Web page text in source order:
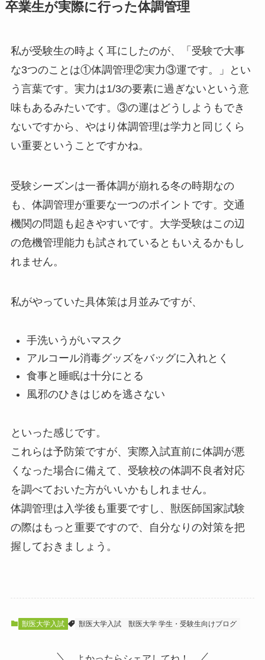
卒業生が実際に行った体調管理
私が受験生の時よく耳にしたのが、「受験で大事
な3つのことは①体調管理②実力③運です。」とい
う言葉です。実力は1/3の要素に過ぎないという意
味もあるみたいです。③の運はどうしようもでき
ないですから、やはり体調管理は学力と同じくら
い重要ということですかね。
受験シーズンは一番体調が崩れる冬の時期なの
も、体調管理が重要な一つのポイントです。交通
機関の問題も起きやすいです。大学受験はこの辺
の危機管理能力も試されているともいえるかもし
れません。
私がやっていた具体策は月並みですが、
手洗いうがいマスク
アルコール消毒グッズをバッグに入れとく
食事と睡眠は十分にとる
風邪のひきはじめを逃さない
といった感じです。
これらは予防策ですが、実際入試直前に体調が悪
くなった場合に備えて、受験校の体調不良者対応
を調べておいた方がいいかもしれません。
体調管理は入学後も重要ですし、獣医師国家試験
の際はもっと重要ですので、自分なりの対策を把
握しておきましょう。
獣医大学入試 獣医大学入試 獣医大学 学生・受験生向けブログ